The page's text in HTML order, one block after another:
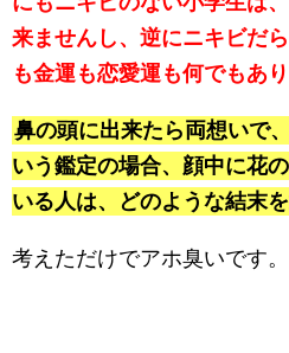
来ませんし、逆にニキビだ
も金運も恋愛運も何でもあり
鼻の頭に出来たら両想いで
いう鑑定の場合、顔中に花
いる人は、どのような結末
考えただけでアホ臭いです。